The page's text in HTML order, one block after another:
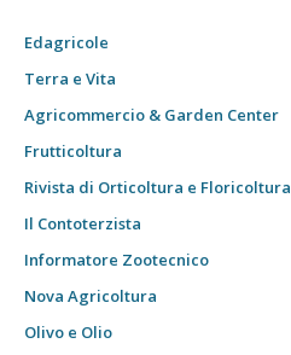
Edagricole
Terra e Vita
Agricommercio & Garden Center
Frutticoltura
Rivista di Orticoltura e Floricoltura
Il Contoterzista
Informatore Zootecnico
Nova Agricoltura
Olivo e Olio